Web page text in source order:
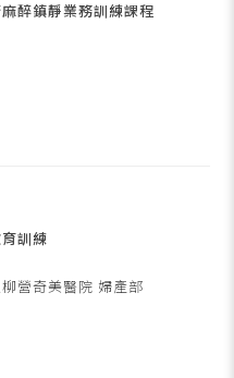
醉鎮靜業務訓練課程
訓練
營奇美醫院 婦產部